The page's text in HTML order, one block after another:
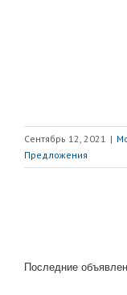
Сентябрь 12, 2021 |
Предложения
Последние